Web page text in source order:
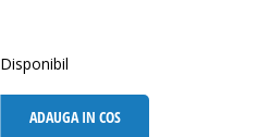
Disponibil
ADAUGA IN COS